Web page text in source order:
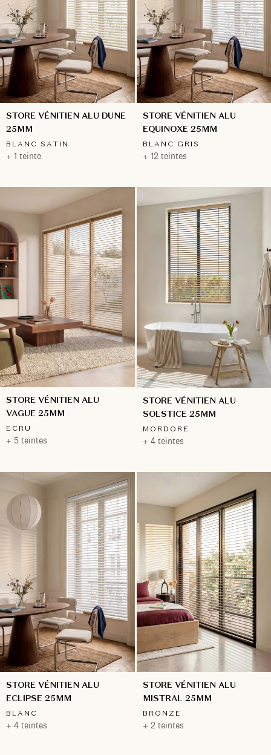
STORE VÉNITIEN ALU DUNE
25MM
BLANC SATIN
+ 1 teinte
STORE VÉNITIEN ALU
EQUINOXE 25MM
BLANC GRIS
+ 12 teintes
STORE VÉNITIEN ALU
VAGUE 25MM
ECRU
+ 5 teintes
STORE VÉNITIEN ALU
SOLSTICE 25MM
MORDORE
+ 4 teintes
STORE VÉNITIEN ALU
ECLIPSE 25MM
BLANC
+ 4 teintes
STORE VÉNITIEN ALU
MISTRAL 25MM
BRONZE
+ 2 teintes